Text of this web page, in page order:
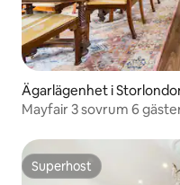
Ägarlägenhet i
Mayfair 3 sovrum 6
Superhost
Superhost